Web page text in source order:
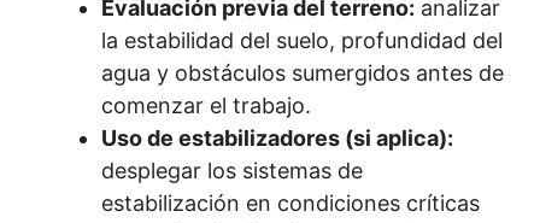
Evaluación previa del terreno: analizar
la estabilidad del suelo, profundidad del
agua y obstáculos sumergidos antes de
comenzar el trabajo.
Uso de estabilizadores (si aplica):
desplegar los sistemas de
estabilización en condiciones críticas